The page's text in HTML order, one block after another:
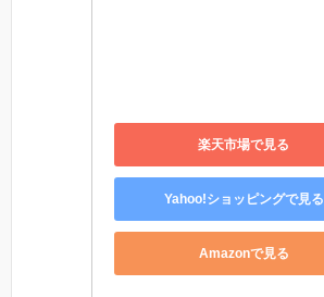
楽天市場で見る
Yahoo!ショッピングで見る
Amazonで見る